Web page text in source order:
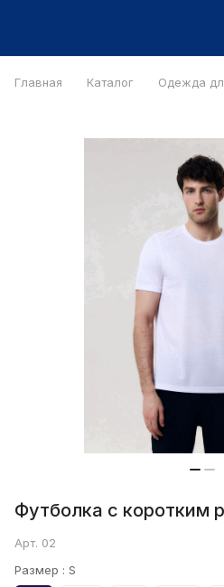
Главная Каталог Одежда
Футболка с коротким
Арт. 02
Размер : S